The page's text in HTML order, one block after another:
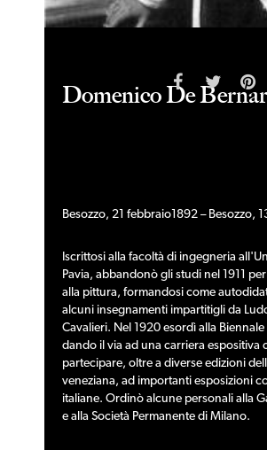
Domenico De
Besozzo, 21 febbraio1892 – Besozzo,
Iscrittosi alla facoltà di ingegneria all'
Pavia, abbandonò gli studi nel 1911
alla pittura, formandosi come
alcuni insegnamenti impartitigli da
Cavalieri. Nel 1920 esordì alla Biennale
dando il via ad una carriera espositiva
partecipare, oltre a diverse edizioni
veneziana, ad importanti esposizioni
italiane. Ordinò alcune personali alla
e alla Società Permanente di Milano.